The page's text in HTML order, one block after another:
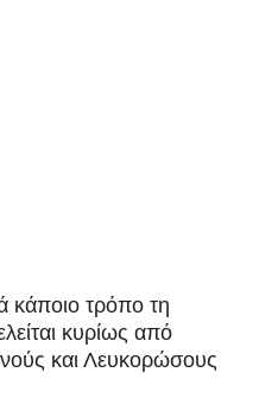
κάποιο τρόπο τη
κυρίως από
και Λευκορώσους